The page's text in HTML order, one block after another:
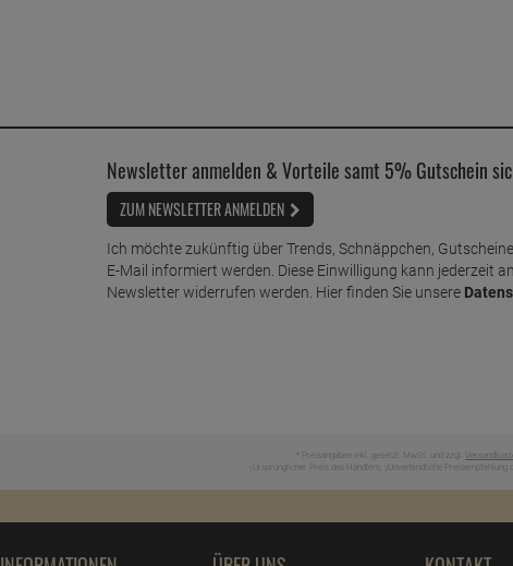
Newsletter anmelden & Vorteile samt 5% Gutschein
ZUM NEWSLETTER ANMELDEN
Ich möchte zukünftig über Trends, Schnäppchen,
E-Mail informiert werden. Diese Einwilligung kann jederzeit
Newsletter widerrufen werden. Hier finden Sie unsere
* Preisangaben inkl. gesetzl. MwSt. und zzgl.
Ursprünglicher Preis des Händlers, Unverbindliche Preisempfehlung